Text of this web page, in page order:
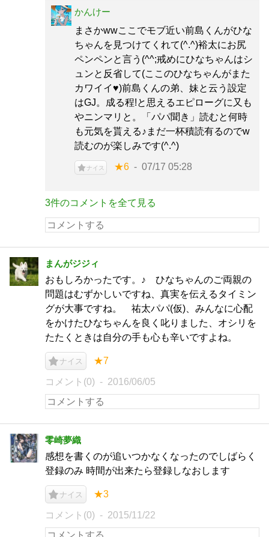
かんけー
まさかwwここでモブ近い前島くんがひな
ちゃんを見つけてくれて(^.^)裕太にお尻
ペンペンと言う(^^;戒めにひなちゃんはシ
ュンと反省して(ここのひなちゃんがまた
カワイイ♥)前島くんの弟、妹と云う設定
はGJ。成る程!と思えるエピローグに又も
やニンマリと。「パパ聞き」読むと何時
も元気を貰える♪まだ一杯積読有るのでw
読むのが楽しみです(^.^)
ナイス ★6 07/17 05:28
3件のコメントを全て見る
まんがジジィ
おもしろかったです。♪ ひなちゃんのご両親の
問題はむずかしいですね、真実を伝えるタイミン
グが大事ですね。 祐太パパ(仮)、みんなに心配
をかけたひなちゃんを良く叱りました、オシリを
たたくときは自分の手も心も辛いですよね。
ナイス ★7
コメント(0) 2016/06/05
零崎夢織
感想を書くのが追いつかなくなったのでしばらく
登録のみ 時間が出来たら登録しなおします
ナイス ★3
コメント(0) 2015/11/22